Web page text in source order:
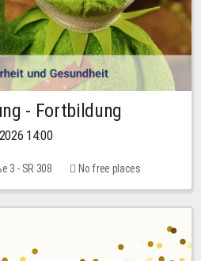
- Fortbildung
14:00
3 - SR 308 No free places